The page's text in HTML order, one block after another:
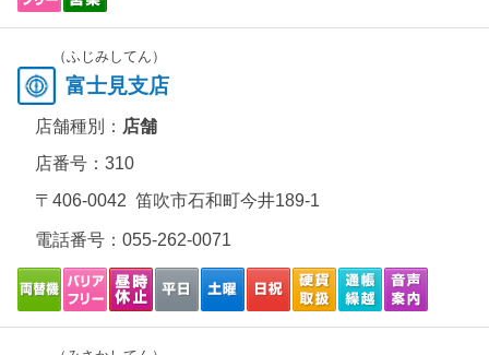
（ふじみしてん）
富士見支店
店舗種別： 店舗
店番号：310
〒406-0042 笛吹市石和町今井189-1
電話番号： 055-262-0071